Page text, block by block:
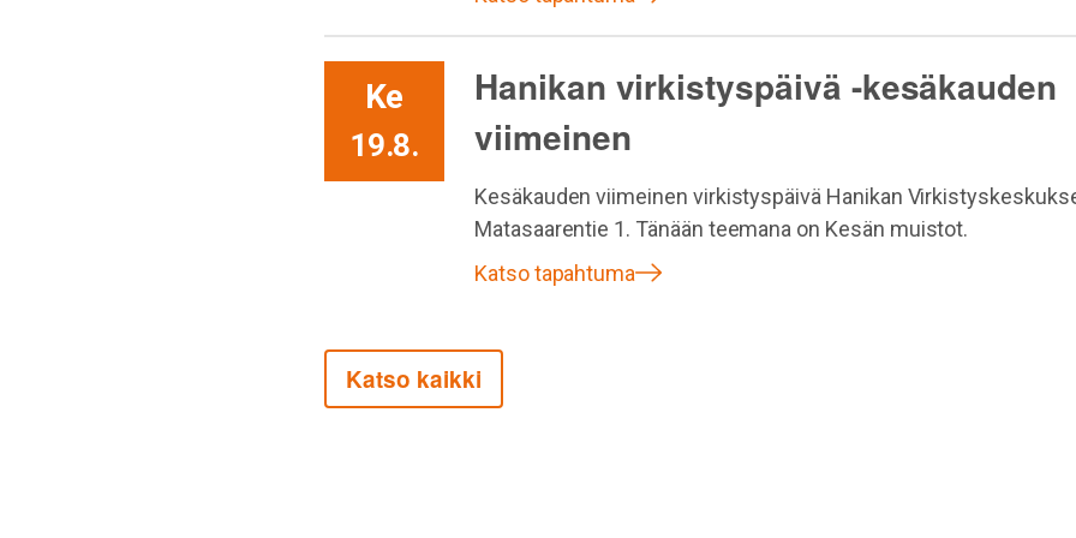
Ke
19.8.
Hanikan virkistyspäivä -kesäkauden
viimeinen
Kesäkauden viimeinen virkistyspäivä Hanikan
Matasaarentie 1. Tänään teemana on Kesän muistot.
Katso tapahtuma
Katso kaikki